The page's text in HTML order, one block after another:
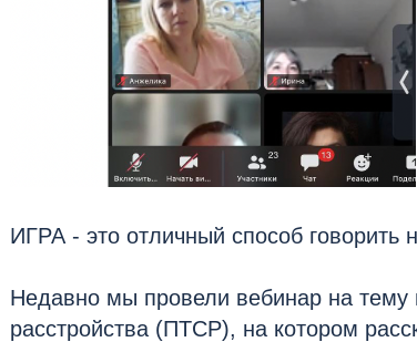
ИГРА - это отличный способ говорить
Недавно мы провели вебинар на тему
расстройства (ПТСР), на котором